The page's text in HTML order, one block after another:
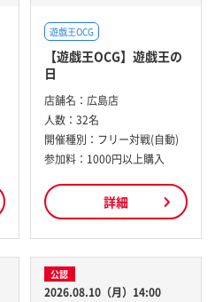
遊戯王OCG
【遊戯王OCG】遊戯王の
日
店舗名： 広島店
人数： 32名
開催種別： フリー対戦(自動)
参加料： 1000円以上購入
詳細
公認
2026.08.10（月）14:00